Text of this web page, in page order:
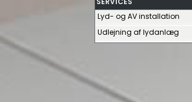
Lyd- og AV installation
Udlejning af lydanlæg